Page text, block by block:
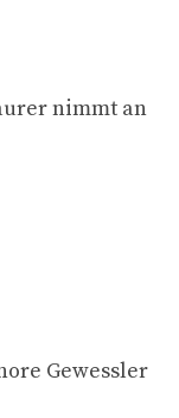
nimmt an
Gewessler